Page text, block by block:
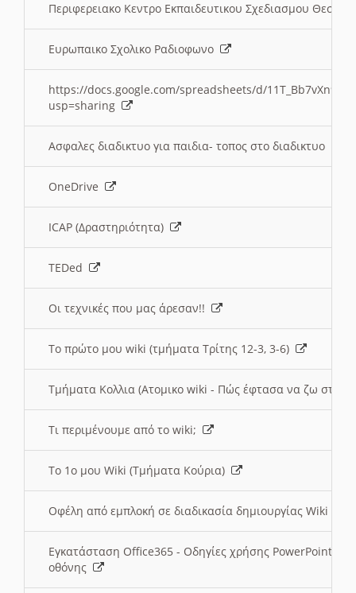
Περιφερειακο Κεντρο Εκπαιδευτικου Σχεδιασμου
Ευρωπαικο Σχολικο Ραδιοφωνο
https://docs.google.com/spreadsheets/d/
usp=sharing
Ασφαλες διαδικτυο για παιδια- τοπος στο διαδικτυο
OneDrive
ICAP (Δραστηριότητα)
TEDed
Οι τεχνικές που μας άρεσαν!!
Το πρώτο μου wiki (τμήματα Τρίτης 12-3, 3-6)
Τμήματα Κολλια (Ατομικο wiki - Πώς έφτασα να ζω στην
Τι περιμένουμε από το wiki;
Το 1ο μου Wiki (Τμήματα Κούρια)
Οφέλη από εμπλοκή σε διαδικασία δημιουργίας Wiki
Εγκατάσταση Office365 - Οδηγίες χρήσης PowerPoint
οθόνης